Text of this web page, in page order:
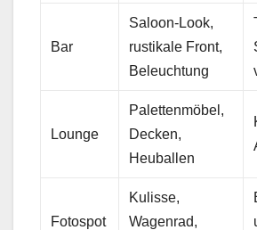
Bar
Saloon-Look,
rustikale Front,
Beleuchtung
Lounge
Palettenmöbel,
Decken,
Heuballen
Fotospot
Kulisse,
Wagenrad,